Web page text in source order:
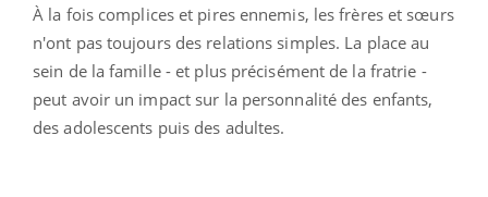
À la fois complices et pires ennemis, les frères et sœurs
n'ont pas toujours des relations simples. La place au
sein de la famille - et plus précisément de la fratrie -
peut avoir un impact sur la personnalité des enfants,
des adolescents puis des adultes.